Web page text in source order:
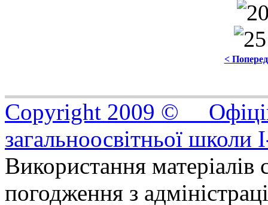
<
Copyright 2009 ©
загальноосвітньої
Використання матеріалів
погодження з